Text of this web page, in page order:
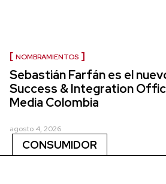
NOMBRAMIENTOS
Sebastián Farfán es el
Success & Integration
Media Colombia
agosto 4, 2026
CONSUMIDOR